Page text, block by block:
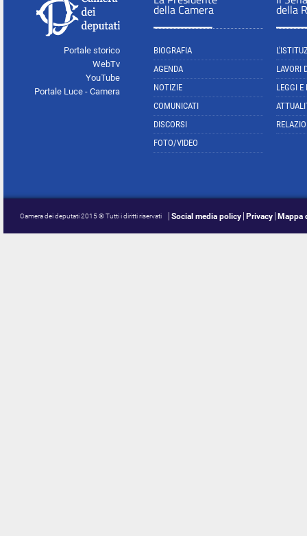
Portale storico
WebTv
YouTube
Portale Luce - Camera
della Camera
BIOGRAFIA
AGENDA
NOTIZIE
COMUNICATI
DISCORSI
FOTO/VIDEO
della
LAVORI
LEGGI E
Camera dei deputati 2015 © Tutti i diritti riservati Social media policy Privacy Mappa